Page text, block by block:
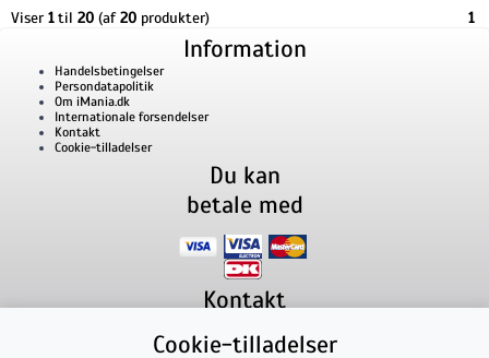
Viser 1til 20 (af20 produkter) 1
Information
Handelsbetingelser
Persondatapolitik
Om iMania.dk
Internationale forsendelser
Kontakt
Cookie-tilladelser
Du kan
betale med
Kontakt
Lillevorde Kær 29280 Storvorde
CVR nummer: 33182805 | E-mail: kontakt@imania.dk
Cookie-tilladelser